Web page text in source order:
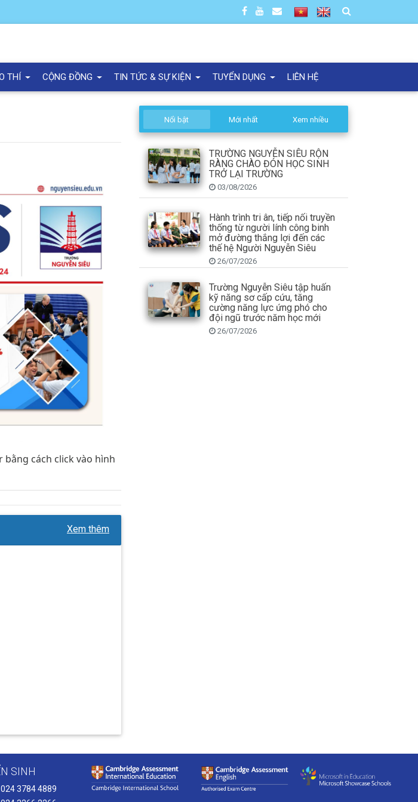
THÍ CỘNG ĐỒNG TIN TỨC & SỰ KIỆN TUYỂN DỤNG LIÊN HỆ
bằng cách click vào hình
Xem thêm
Nổi bật Mới nhất Xem nhiều
TRƯỜNG NGUYỄN SIÊU RỘN
RÀNG CHÀO ĐÓN HỌC SINH
TRỞ LẠI TRƯỜNG
03/08/2026
Hành trình tri ân, tiếp nối truyền
thống từ người lính công binh
mở đường thắng lợi đến các
thế hệ Người Nguyễn Siêu
26/07/2026
Trường Nguyễn Siêu tập huấn
kỹ năng sơ cấp cứu, tăng
cường năng lực ứng phó cho
đội ngũ trước năm học mới
26/07/2026
SINH
3784 4889